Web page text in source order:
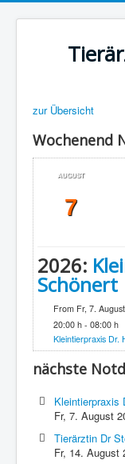
zur Übersicht
Wochenend
AUGUST
7
2026:
Schönert
From Fr, 7.
20:00 h - 08:00 h
Kleintierpraxis Dr.
nächste
Kleintierpraxis
Fr, 7. August
Tierärztin Dr
Fr, 14. August